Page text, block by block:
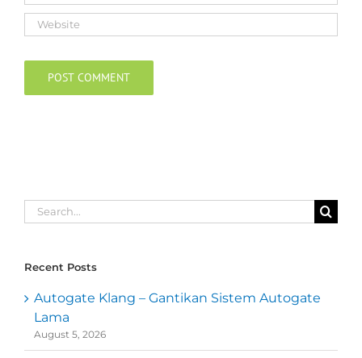
Search
for:
Recent Posts
Autogate Klang – Gantikan Sistem Autogate
Lama
August 5, 2026